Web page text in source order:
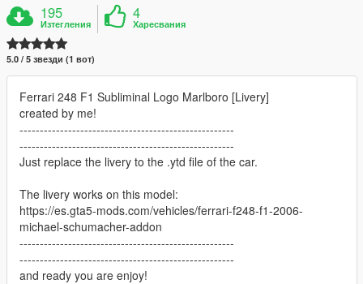
195
Изтегления
4
Харесвания
5.0 / 5 звезди (1 вот)
Ferrari 248 F1 Subliminal Logo Marlboro [Livery]
created by me!
-----------------------------------------------------
-----------------------------------------------------
Just replace the livery to the .ytd file of the car.
The livery works on this model:
https://es.gta5-mods.com/vehicles/ferrari-f248-f1-2006-
michael-schumacher-addon
-----------------------------------------------------
-----------------------------------------------------
and ready you are enjoy!